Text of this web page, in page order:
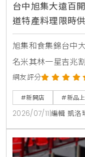
台中旭集大遠百
道特產料理限時
旭集和食集錦台中
名米其林一星吉兆
蟹肉海膽空氣春捲
淇淋聖代，更將台
醬融入和食料理中
定旬味。
網友評分
#新開店 #新品
2026/07/11 編輯 凱洛